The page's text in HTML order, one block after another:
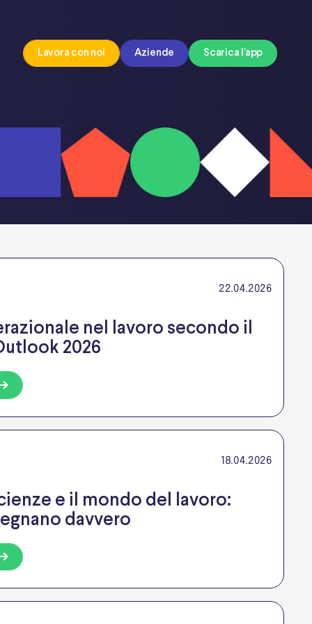
Lavora con noi Aziende Scarica l'app
22.04.2026
nel lavoro secondo il
2026
18.04.2026
e il mondo del lavoro:
davvero